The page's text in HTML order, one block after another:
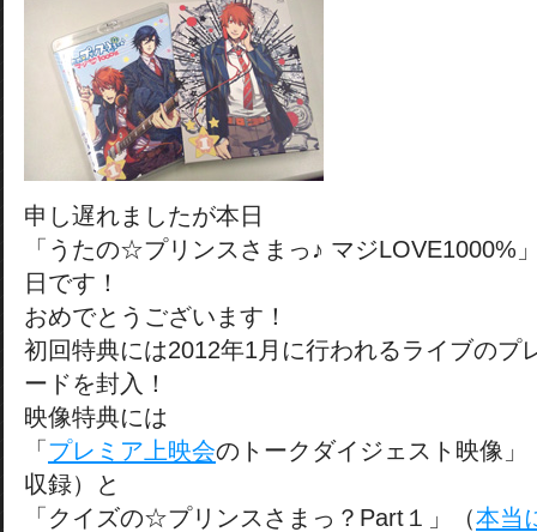
申し遅れましたが本日
「うたの☆プリンスさまっ♪ マジLOVE1000%
日です！
おめでとうございます！
初回特典には2012年1月に行われるライブのプ
ードを封入！
映像特典には
「 プレミア上映会のトークダイジェスト映像
収録）と
「クイズの☆プリンスさまっ？Part１」（本当